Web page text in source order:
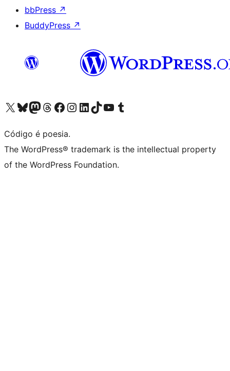
bbPress ↗
BuddyPress ↗
Acessar nossa conta do X (antigo Twitter)
Acessar nossa conta do Bluesky
Acessar nossa conta do Mastodon
Acessar nossa conta do Threads
Acessar nossa página do Facebook
Acessar nossa conta do Instagram
Acessar nossa conta do LinkedIn
Acessar nossa conta do TikTok
Acessar nosso canal do YouTube
Acessar nossa conta no Tumblr
Código é poesia.
The WordPress® trademark is the intellectual property
of the WordPress Foundation.